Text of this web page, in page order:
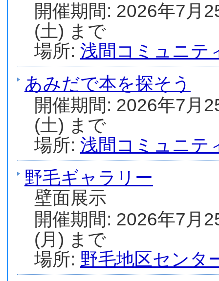
開催期間: 2026年7月
(土) まで
場所: 浅間コミュニテ
あみだで本を探そう
開催期間: 2026年7月
(土) まで
場所: 浅間コミュニテ
野毛ギャラリー
壁面展示
開催期間: 2026年7月
(月) まで
場所: 野毛地区センタ